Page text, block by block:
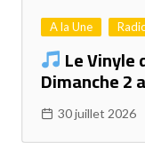
A la Une
Le Vinyle
Dimanche 2
30 juillet 2026